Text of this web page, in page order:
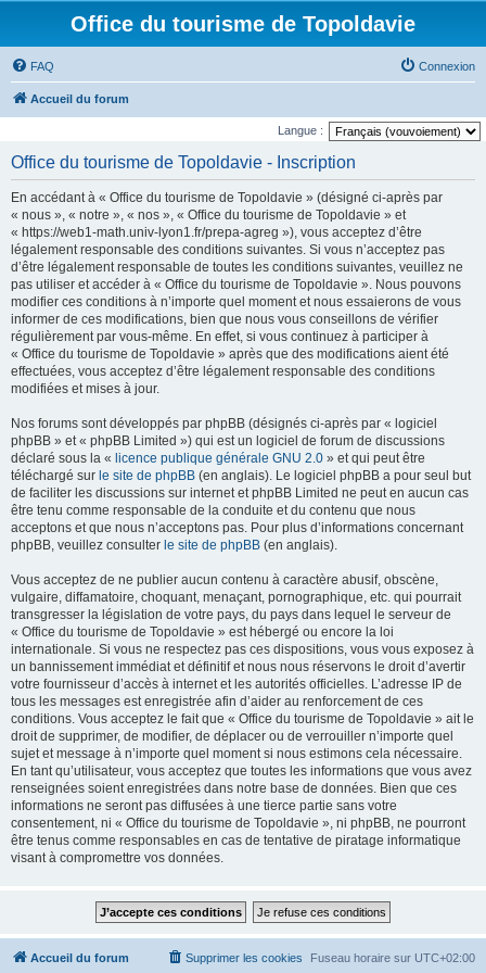
Office du tourisme de Topoldavie
FAQ Connexion
Accueil du forum
Langue :
Office du tourisme de Topoldavie - Inscription
En accédant à « Office du tourisme de Topoldavie » (désigné ci-après par
« nous », « notre », « nos », « Office du tourisme de Topoldavie » et
« https://web1-math.univ-lyon1.fr/prepa-agreg »), vous acceptez d’être
légalement responsable des conditions suivantes. Si vous n’acceptez pas
d’être légalement responsable de toutes les conditions suivantes, veuillez ne
pas utiliser et accéder à « Office du tourisme de Topoldavie ». Nous pouvons
modifier ces conditions à n’importe quel moment et nous essaierons de vous
informer de ces modifications, bien que nous vous conseillons de vérifier
régulièrement par vous-même. En effet, si vous continuez à participer à
« Office du tourisme de Topoldavie » après que des modifications aient été
effectuées, vous acceptez d’être légalement responsable des conditions
modifiées et mises à jour.
Nos forums sont développés par phpBB (désignés ci-après par « logiciel
phpBB » et « phpBB Limited ») qui est un logiciel de forum de discussions
déclaré sous la « licence publique générale GNU 2.0 » et qui peut être
téléchargé sur le site de phpBB (en anglais). Le logiciel phpBB a pour seul but
de faciliter les discussions sur internet et phpBB Limited ne peut en aucun cas
être tenu comme responsable de la conduite et du contenu que nous
acceptons et que nous n’acceptons pas. Pour plus d’informations concernant
phpBB, veuillez consulter le site de phpBB (en anglais).
Vous acceptez de ne publier aucun contenu à caractère abusif, obscène,
vulgaire, diffamatoire, choquant, menaçant, pornographique, etc. qui pourrait
transgresser la législation de votre pays, du pays dans lequel le serveur de
« Office du tourisme de Topoldavie » est hébergé ou encore la loi
internationale. Si vous ne respectez pas ces dispositions, vous vous exposez à
un bannissement immédiat et définitif et nous nous réservons le droit d’avertir
votre fournisseur d’accès à internet et les autorités officielles. L’adresse IP de
tous les messages est enregistrée afin d’aider au renforcement de ces
conditions. Vous acceptez le fait que « Office du tourisme de Topoldavie » ait le
droit de supprimer, de modifier, de déplacer ou de verrouiller n’importe quel
sujet et message à n’importe quel moment si nous estimons cela nécessaire.
En tant qu’utilisateur, vous acceptez que toutes les informations que vous avez
renseignées soient enregistrées dans notre base de données. Bien que ces
informations ne seront pas diffusées à une tierce partie sans votre
consentement, ni « Office du tourisme de Topoldavie », ni phpBB, ne pourront
être tenus comme responsables en cas de tentative de piratage informatique
visant à compromettre vos données.
Accueil du forum Fuseau horaire sur UTC+02:00
Supprimer les cookies